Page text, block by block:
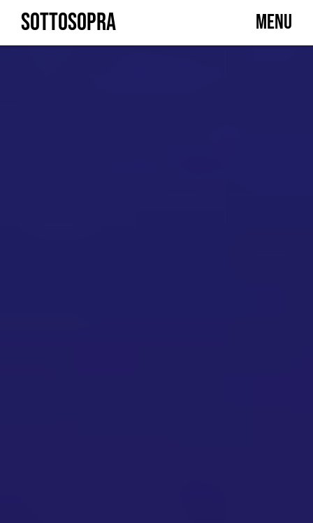
Skip
content
SOTTOSOPRA MENU